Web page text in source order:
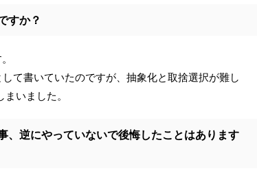
すか？
て書いていたのですが、抽象化と取捨選択が難し
いました。
逆にやっていないで後悔したことはあります